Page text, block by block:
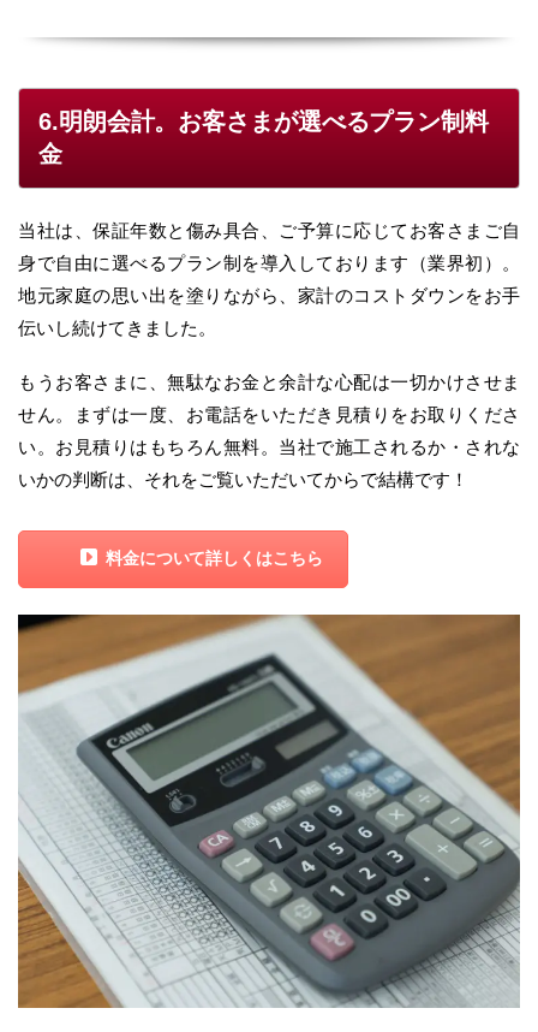
6.明朗会計。お客さまが選べるプラン制料
金
当社は、保証年数と傷み具合、ご予算に応じてお客さまご自
身で自由に選べるプラン制を導入しております（業界初）。
地元家庭の思い出を塗りながら、家計のコストダウンをお手
伝いし続けてきました。
もうお客さまに、無駄なお金と余計な心配は一切かけさせま
せん。まずは一度、お電話をいただき見積りをお取りくださ
い。お見積りはもちろん無料。当社で施工されるか・されな
いかの判断は、それをご覧いただいてからで結構です！
料金について詳しくはこちら